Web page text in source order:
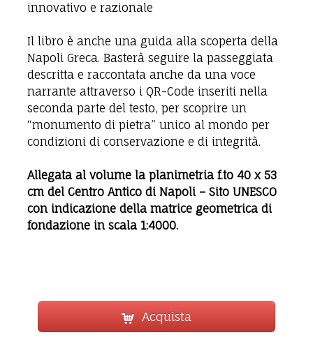
innovativo e razionale
Il libro è anche una guida alla scoperta della
Napoli Greca. Basterà seguire la passeggiata
descritta e raccontata anche da una voce
narrante attraverso i QR-Code inseriti nella
seconda parte del testo, per scoprire un
“monumento di pietra” unico al mondo per
condizioni di conservazione e di integrità.
Allegata al volume la planimetria f.to 40 x 53
cm del Centro Antico di Napoli – Sito UNESCO
con indicazione della matrice geometrica di
fondazione in scala 1:4000.
Acquista